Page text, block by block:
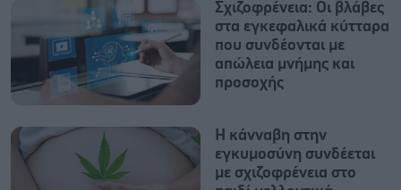
Σχιζοφρένεια: Οι βλάβες
στα εγκεφαλικά κύτταρα
που συνδέονται με
απώλεια μνήμης και
προσοχής
Η κάνναβη στην
εγκυμοσύνη συνδέεται
με σχιζοφρένεια στο